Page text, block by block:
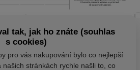
tak, jak ho znáte (souhlas
s cookies)
pro vás nakupování bylo co nejlepší
našich stránkách rychle našli to, co